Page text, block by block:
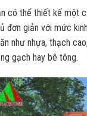
có thể thiết kế một
đơn giản với mức
như nhựa, thạch
gạch hay bê tông.